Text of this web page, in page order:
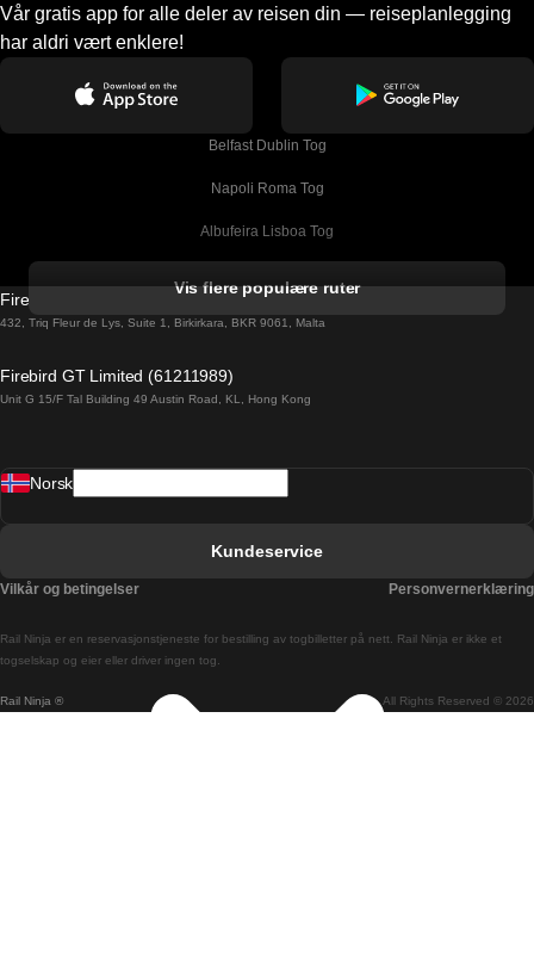
Vår gratis app for alle deler av reisen din — reiseplanlegging
har aldri vært enklere!
Belfast Dublin Tog
Napoli Roma Tog
Albufeira Lisboa Tog
Barcelona Madrid Tog
Barcelona Sevilla Tog
Budapest Prague Tog
Vis flere populære ruter
Firebird GT Limited (OC 1451)
432, Triq Fleur de Lys, Suite 1, Birkirkara, BKR 9061, Malta
Firebird GT Limited (61211989)
Unit G 15/F Tal Building 49 Austin Road, KL, Hong Kong
Rail Ninja ® All Rights Reserved © 2026
Rail Ninja er en reservasjons­tjeneste for bestilling av togbilletter på nett. Rail Ninja er ikke et
togselskap og eier eller driver ingen tog.
Norsk
Kundeservice
Vilkår og betingelser Personvernerklæring